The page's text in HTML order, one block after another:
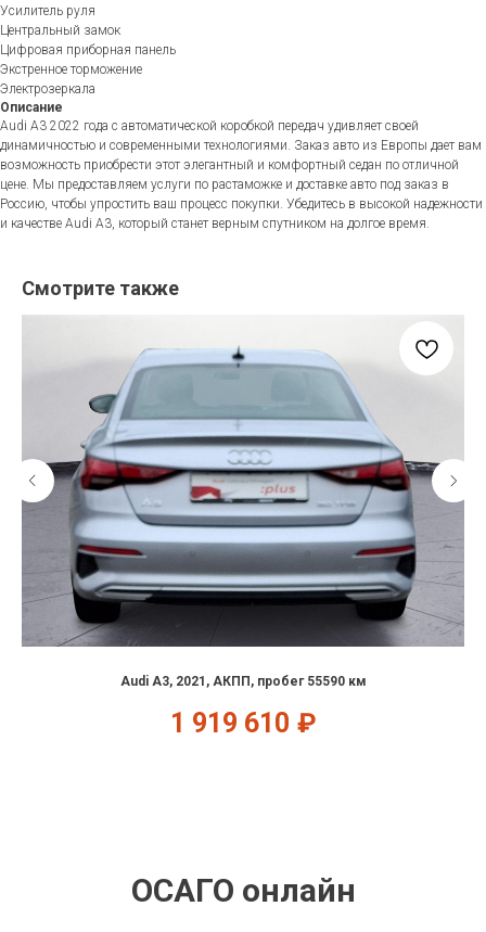
Усилитель руля
Центральный замок
Цифровая приборная панель
Экстренное торможение
Электрозеркала
Описание
Audi A3 2022 года с автоматической коробкой передач удивляет своей
динамичностью и современными технологиями. Заказ авто из Европы дает вам
возможность приобрести этот элегантный и комфортный седан по отличной
цене. Мы предоставляем услуги по растаможке и доставке авто под заказ в
Россию, чтобы упростить ваш процесс покупки. Убедитесь в высокой надежности
и качестве Audi A3, который станет верным спутником на долгое время.
Смотрите также
Audi A3, 2021, АКПП, пробег 55590 км
1 919 610 ₽
ОСАГО онлайн